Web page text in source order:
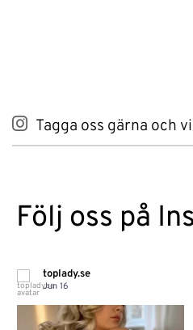
Tagga oss gärna och
Följ oss på
toplady.se
Jun 16